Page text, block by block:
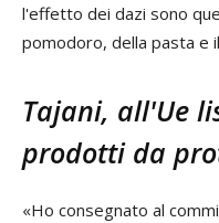
l'effetto dei dazi sono
pomodoro, della pasta e
Tajani, all'Ue
prodotti da
«Ho consegnato al